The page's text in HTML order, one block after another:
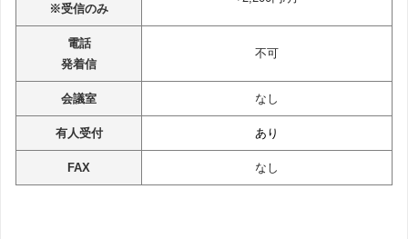
※受信のみ
電話
発着信
不可
会議室 なし
有人受付 あり
FAX なし